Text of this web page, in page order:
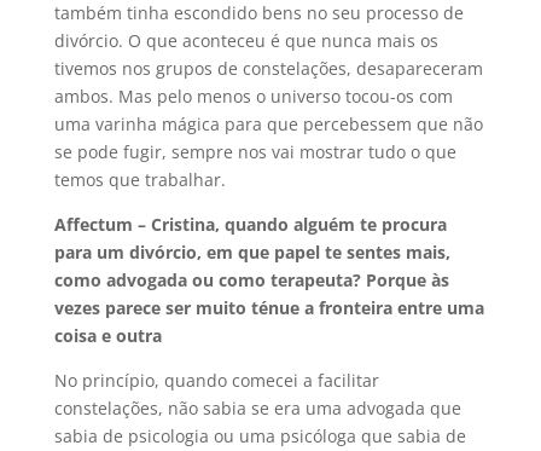
também tinha escondido bens no seu processo de
divórcio. O que aconteceu é que nunca mais os
tivemos nos grupos de constelações, desapareceram
ambos. Mas pelo menos o universo tocou-os com
uma varinha mágica para que percebessem que não
se pode fugir, sempre nos vai mostrar tudo o que
temos que trabalhar.
Affectum – Cristina, quando alguém te procura
para um divórcio, em que papel te sentes mais,
como advogada ou como terapeuta? Porque às
vezes parece ser muito ténue a fronteira entre uma
coisa e outra
No princípio, quando comecei a facilitar
constelações, não sabia se era uma advogada que
sabia de psicologia ou uma psicóloga que sabia de